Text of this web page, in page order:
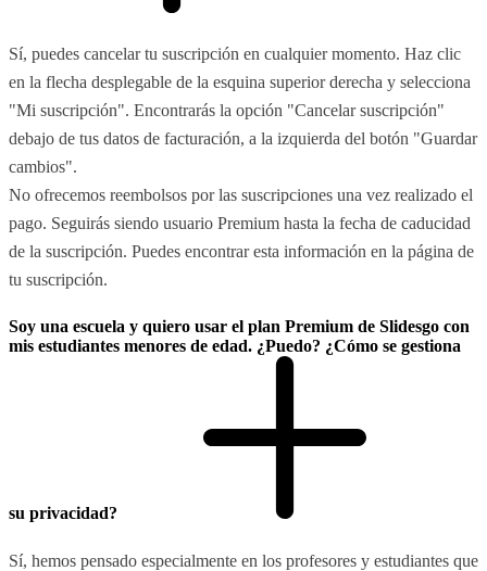
Sí, puedes cancelar tu suscripción en cualquier momento. Haz clic
en la flecha desplegable de la esquina superior derecha y selecciona
"Mi suscripción". Encontrarás la opción "Cancelar suscripción"
debajo de tus datos de facturación, a la izquierda del botón "Guardar
cambios".
No ofrecemos reembolsos por las suscripciones una vez realizado el
pago. Seguirás siendo usuario Premium hasta la fecha de caducidad
de la suscripción. Puedes encontrar esta información en la página de
tu suscripción.
Soy una escuela y quiero usar el plan Premium de Slidesgo con
mis estudiantes menores de edad. ¿Puedo? ¿Cómo se gestiona
su privacidad?
Sí, hemos pensado especialmente en los profesores y estudiantes que